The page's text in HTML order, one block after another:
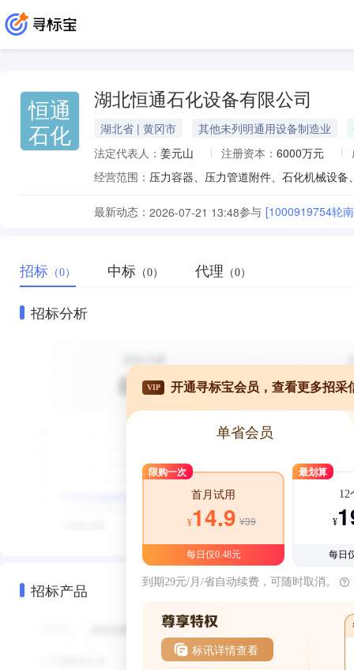
恒通
石化
湖北恒通石化设备有限公司
湖北省 | 黄冈市 其他未列明通用设备制造业
法定代表人： 姜元山 注册资本： 6000万元
经营范围： 压力容器、压力管道附件、石化机械设
最新动态： 2026-07-21 13:48参与 [1000919754轮
招标 （0） 中标 （0） 代理 （0）
招标分析
招标产品
VIP 开通寻标宝会员，查看更多招采
单省会员
限购一次
首月试用
¥14.9 ¥39
每日仅0.48元
最划算
12
¥
每日
到期29元/月/省自动续费，可随时取消。
标讯详情查看